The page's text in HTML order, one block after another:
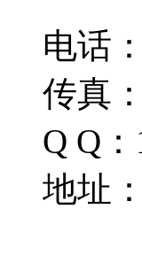
电话
传真
Q Q
地址